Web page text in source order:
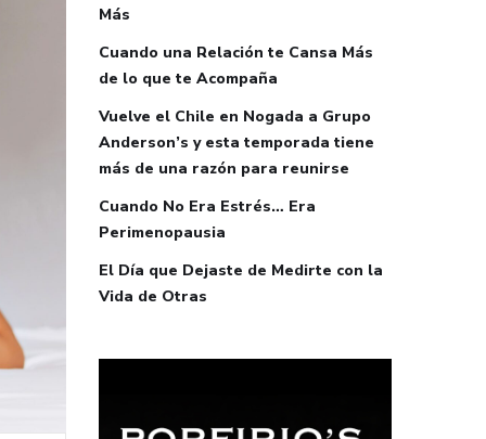
Más
Cuando una Relación te Cansa Más
de lo que te Acompaña
Vuelve el Chile en Nogada a Grupo
Anderson’s y esta temporada tiene
más de una razón para reunirse
Cuando No Era Estrés… Era
Perimenopausia
El Día que Dejaste de Medirte con la
Vida de Otras